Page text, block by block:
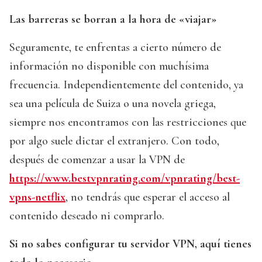
Las barreras se borran a la hora de «viajar»
Seguramente, te enfrentas a cierto número de
información no disponible con muchísima
frecuencia. Independientemente del contenido, ya
sea una película de Suiza o una novela griega,
siempre nos encontramos con las restricciones que
por algo suele dictar el extranjero. Con todo,
después de comenzar a usar la VPN de
https://www.bestvpnrating.com/vpnrating/best-
vpns-netflix, no tendrás que esperar el acceso al
contenido deseado ni comprarlo.
Si no sabes configurar tu servidor VPN, aquí tienes